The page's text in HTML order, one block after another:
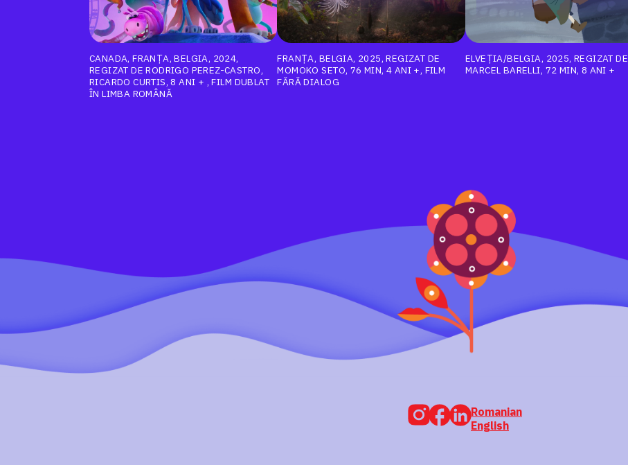
CANADA, FRANȚA, BELGIA, 2024,
REGIZAT DE RODRIGO PEREZ-CASTRO,
RICARDO CURTIS, 8 ANI + , FILM DUBLAT
ÎN LIMBA ROMÂNĂ
FRANȚA, BELGIA, 2025, REGIZAT DE
MOMOKO SETO, 76 MIN, 4 ANI +, FILM
FĂRĂ DIALOG
ELVEȚIA/BELGIA, 2025, REGIZAT DE
MARCEL BARELLI, 72 MIN, 8 ANI +
Romanian
English